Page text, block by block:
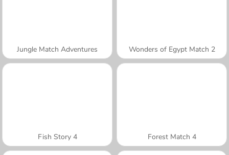
Jungle Match Adventures Wonders of Egypt Match 2
Fish Story 4 Forest Match 4